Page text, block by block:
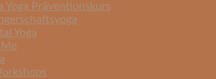
Yoga Präventionskurs
Yoga